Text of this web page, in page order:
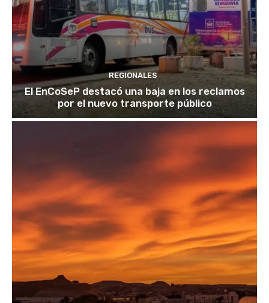
REGIONALES
El EnCoSeP destacó una baja en los reclamos
por el nuevo transporte público